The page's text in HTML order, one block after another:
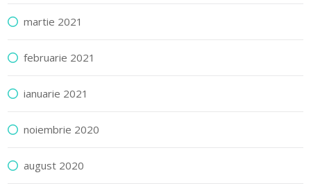
martie 2021
februarie 2021
ianuarie 2021
noiembrie 2020
august 2020